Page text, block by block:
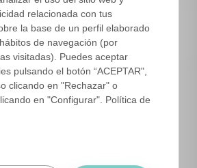
generan más beneficio.
flujo de caja
ser rentable sobre el papel y
de liquidez.
relacionada con tus
la base de un perfil elaborado
de navegación (por
visitadas). Puedes aceptar
pulsando el botón “ACEPTAR",
clicando en "Rechazar" o
en "Configurar". Política de